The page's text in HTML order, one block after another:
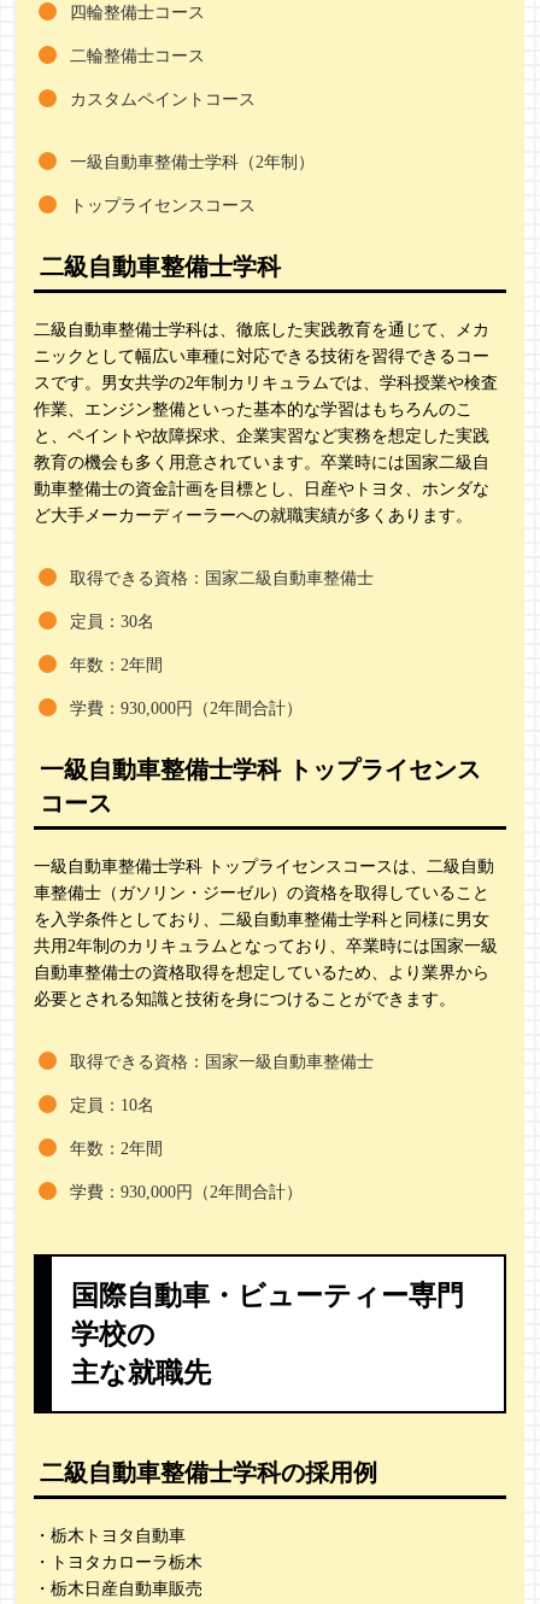
四輪整備士コース
二輪整備士コース
カスタムペイントコース
一級自動車整備士学科（2年制）
トップライセンスコース
二級自動車整備士学科
二級自動車整備士学科は、徹底した実践教育を通じて、メカ
ニックとして幅広い車種に対応できる技術を習得できるコー
スです。男女共学の2年制カリキュラムでは、学科授業や検査
作業、エンジン整備といった基本的な学習はもちろんのこ
と、ペイントや故障探求、企業実習など実務を想定した実践
教育の機会も多く用意されています。卒業時には国家二級自
動車整備士の資金計画を目標とし、日産やトヨタ、ホンダな
ど大手メーカーディーラーへの就職実績が多くあります。
取得できる資格：国家二級自動車整備士
定員：30名
年数：2年間
学費：930,000円（2年間合計）
一級自動車整備士学科 トップライセンス
コース
一級自動車整備士学科 トップライセンスコースは、二級自動
車整備士（ガソリン・ジーゼル）の資格を取得していること
を入学条件としており、二級自動車整備士学科と同様に男女
共用2年制のカリキュラムとなっており、卒業時には国家一級
自動車整備士の資格取得を想定しているため、より業界から
必要とされる知識と技術を身につけることができます。
取得できる資格：国家一級自動車整備士
定員：10名
年数：2年間
学費：930,000円（2年間合計）
国際自動車・ビューティー専門
学校の
主な就職先
二級自動車整備士学科の採用例
・栃木トヨタ自動車
・トヨタカローラ栃木
・栃木日産自動車販売